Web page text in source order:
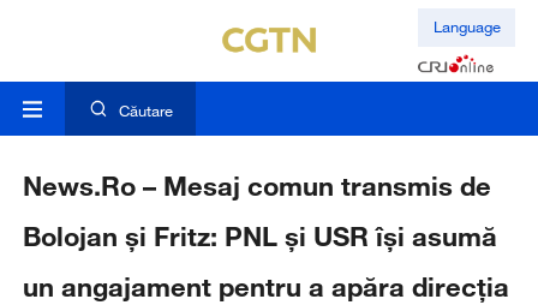
Language
Căutare
News.Ro – Mesaj comun transmis de
Bolojan şi Fritz: PNL şi USR îşi asumă
un angajament pentru a apăra direcţia